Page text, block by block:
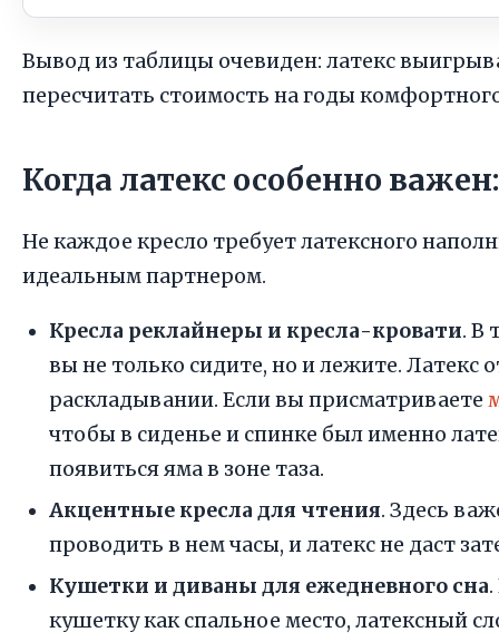
Вывод из таблицы очевиден: латекс
пересчитать стоимость на годы
Когда латекс особенно
Не каждое кресло требует латексного
идеальным партнером.
Кресла реклайнеры и кресла-кровати. В
вы не только сидите, но и лежите.
раскладывании. Если вы присматриваете
чтобы в сиденье и спинке был именно
появиться яма в зоне таза.
Акцентные кресла для чтения. Здесь
проводить в нем часы, и латекс не даст
Кушетки и диваны для ежедневного сна
кушетку как спальное место, латексный